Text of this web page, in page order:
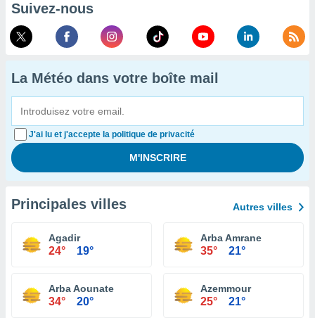
Suivez-nous
La Météo dans votre boîte mail
J'ai lu et j'accepte la politique de privacité
Principales villes Autres villes
Agadir
24° 19°
Arba Amrane
35° 21°
Arba Aounate
34° 20°
Azemmour
25° 21°